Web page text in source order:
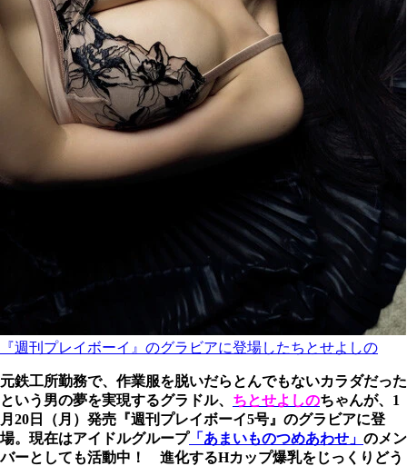
『週刊プレイボーイ』のグラビアに登場したちとせよしの
元鉄工所勤務で、作業服を脱いだらとんでもないカラダだった
という男の夢を実現するグラドル、 ちとせよしのちゃんが、1
月20日（月）発売『週刊プレイボーイ5号』のグラビアに登
場。現在はアイドルグループ「あまいものつめあわせ」 のメン
バーとしても活動中！ 進化するHカップ爆乳をじっくりどう